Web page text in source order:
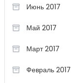
Июнь 2017
Май 2017
Март 2017
Февраль 2017